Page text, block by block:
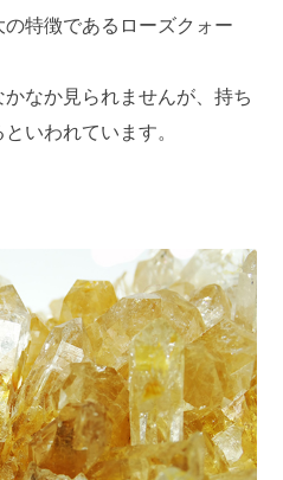
特徴であるローズクォー
なか見られませんが、持ち
いわれています。